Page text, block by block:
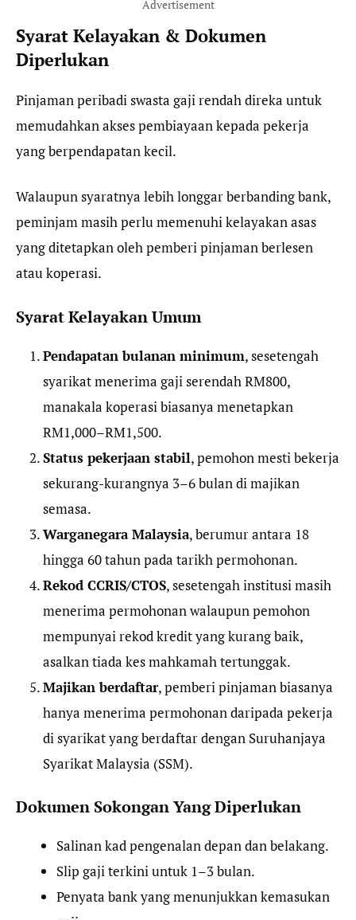
Advertisement
Syarat Kelayakan & Dokumen
Diperlukan
Pinjaman peribadi swasta gaji rendah direka untuk
memudahkan akses pembiayaan kepada pekerja
yang berpendapatan kecil.
Walaupun syaratnya lebih longgar berbanding bank,
peminjam masih perlu memenuhi kelayakan asas
yang ditetapkan oleh pemberi pinjaman berlesen
atau koperasi.
Syarat Kelayakan Umum
Pendapatan bulanan minimum, sesetengah
syarikat menerima gaji serendah RM800,
manakala koperasi biasanya menetapkan
RM1,000–RM1,500.
Status pekerjaan stabil, pemohon mesti bekerja
sekurang-kurangnya 3–6 bulan di majikan
semasa.
Warganegara Malaysia, berumur antara 18
hingga 60 tahun pada tarikh permohonan.
Rekod CCRIS/CTOS, sesetengah institusi masih
menerima permohonan walaupun pemohon
mempunyai rekod kredit yang kurang baik,
asalkan tiada kes mahkamah tertunggak.
Majikan berdaftar, pemberi pinjaman biasanya
hanya menerima permohonan daripada pekerja
di syarikat yang berdaftar dengan Suruhanjaya
Syarikat Malaysia (SSM).
Dokumen Sokongan Yang Diperlukan
Salinan kad pengenalan depan dan belakang.
Slip gaji terkini untuk 1–3 bulan.
Penyata bank yang menunjukkan kemasukan